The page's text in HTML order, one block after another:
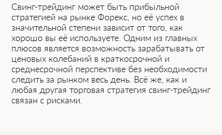
Свинг-трейдинг может быть прибыльной
стратегией на рынке Форекс,͏ ͏но её успех в
значительной степени зависит от того, как
хорошо вы её используете. Одним из главных
плюсов является возможность зарабатывать от
ценовых колебаний в краткосрочной и
среднесрочной перспективе без необходимости
следить за рынком весь день. Всё же, ͏как и
любая другая торговая стратегия свинг-трейдинг
связан с рисками.